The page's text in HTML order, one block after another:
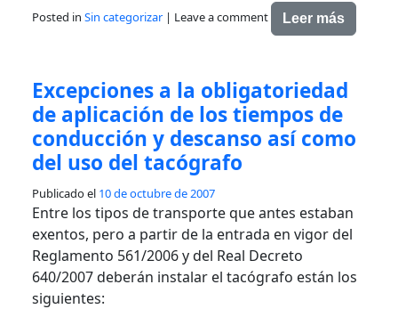
Posted in Sin categorizar | Leave a comment Leer más
Excepciones a la obligatoriedad
de aplicación de los tiempos de
conducción y descanso así como
del uso del tacógrafo
Publicado el 10 de octubre de 2007
Entre los tipos de transporte que antes estaban
exentos, pero a partir de la entrada en vigor del
Reglamento 561/2006 y del Real Decreto
640/2007 deberán instalar el tacógrafo están los
siguientes: